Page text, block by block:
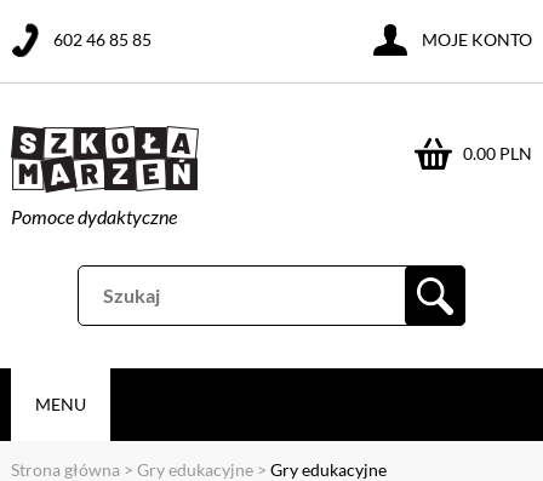
Pomoce dydaktyczne
0.00 PLN
602 46 85 85 MOJE KONTO
MENU
Strona główna > Gry edukacyjne> Gry edukacyjne